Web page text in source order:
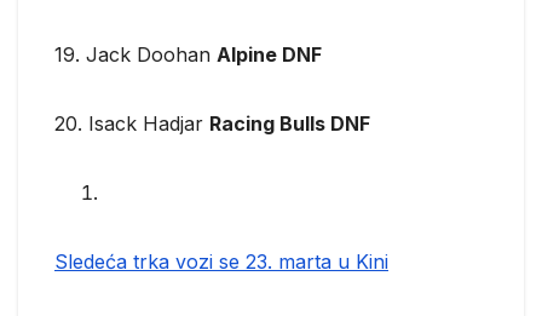
19. Jack Doohan Alpine DNF
20. Isack Hadjar Racing Bulls DNF
Sledeća trka vozi se 23. marta u Kini